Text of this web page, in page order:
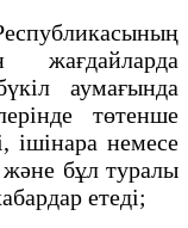
жағдайларда
аумағында
төтенше
iшiнара немесе
бұл туралы
етеді;